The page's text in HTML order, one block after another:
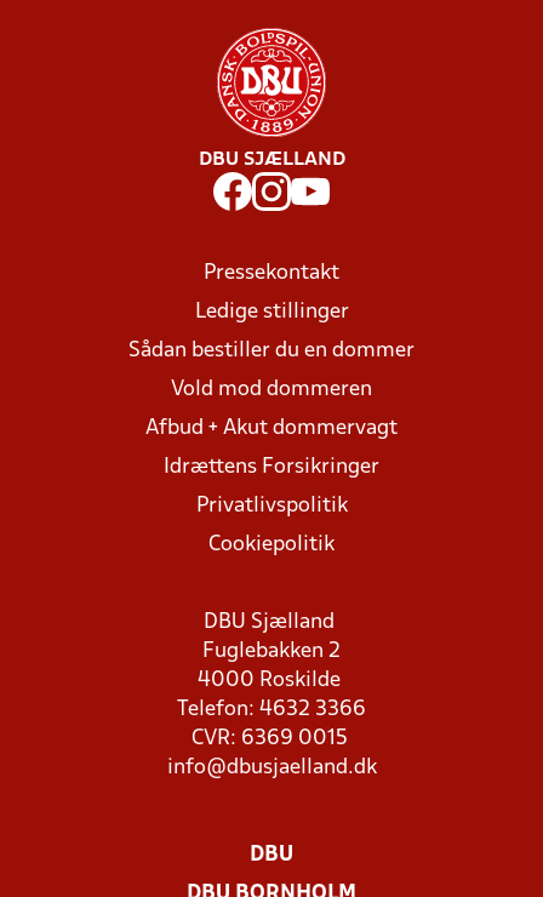
DBU SJÆLLAND
Pressekontakt
Ledige stillinger
Sådan bestiller du en dommer
Vold mod dommeren
Afbud + Akut dommervagt
Idrættens Forsikringer
Privatlivspolitik
Cookiepolitik
DBU Sjælland
Fuglebakken 2
4000 Roskilde
Telefon: 4632 3366
CVR: 6369 0015
info@dbusjaelland.dk
DBU